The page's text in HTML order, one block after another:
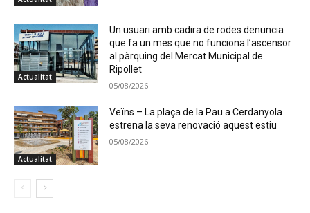
Actualitat
Un usuari amb cadira de rodes denuncia
que fa un mes que no funciona l’ascensor
al pàrquing del Mercat Municipal de
Ripollet
05/08/2026
Actualitat
Veïns – La plaça de la Pau a Cerdanyola
estrena la seva renovació aquest estiu
05/08/2026